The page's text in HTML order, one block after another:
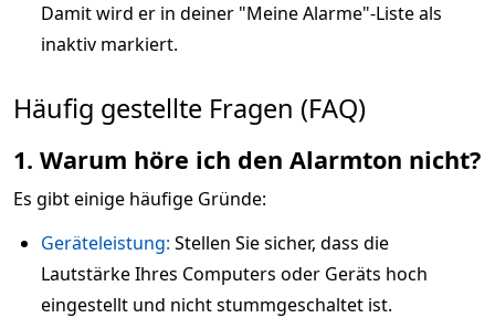
Damit wird er in deiner "Meine Alarme"-Liste als
inaktiv markiert.
Häufig gestellte Fragen (FAQ)
1. Warum höre ich den Alarmton nicht?
Es gibt einige häufige Gründe:
Geräteleistung: Stellen Sie sicher, dass die
Lautstärke Ihres Computers oder Geräts hoch
eingestellt und nicht stummgeschaltet ist.